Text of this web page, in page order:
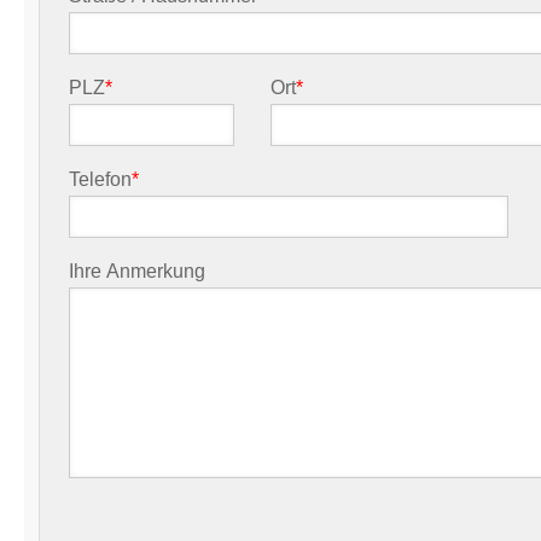
PLZ* Ort*
Telefon*
Ihre Anmerkung